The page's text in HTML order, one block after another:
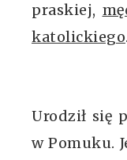
praskiej,
katolickiego.
Urodził się
w Pomuku.